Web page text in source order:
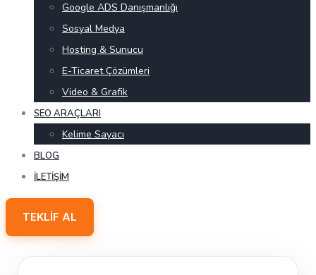
Google ADS Danışmanlığı
Sosyal Medya
Hosting & Sunucu
E-Ticaret Çözümleri
Video & Grafik
SEO ARAÇLARI
Kelime Sayacı
BLOG
İLETIŞIM
TEKLIF AL